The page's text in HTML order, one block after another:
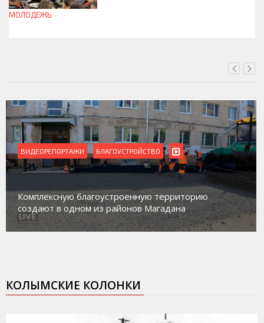
МОЛОДЕЖЬ
ВИДЕОРЕПОРТАЖИ
Магадан присоединился к пилотному проекту по
работе с несовершеннолетними из групп
социального риска «Переправа»
КОЛЫМСКИЕ КОЛОНКИ